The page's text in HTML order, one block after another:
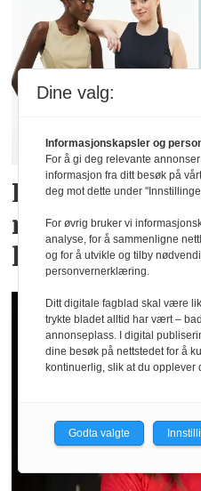
Lindex og
menstruse for
livsstil
Dine valg:
Informasjonskapsler og
For å gi deg relevante
informasjon fra ditt besøk på
deg mot dette under
For øvrig bruker vi
analyse, for å sammenligne
og for å utvikle og tilby
personvernerklæring.
Ditt digitale fagblad skal være
trykte bladet alltid har vært –
annonseplass. I digital
dine besøk på nettstedet for å
kontinuerlig, slik at du opplever
Godta valgte